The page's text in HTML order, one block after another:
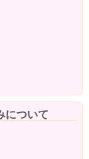
について